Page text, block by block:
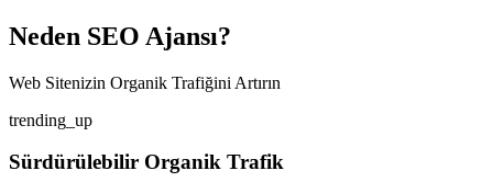
Neden SEO Ajansı?
Web Sitenizin Organik Trafiğini Artırın
trending_up
Sürdürülebilir Organik Trafik